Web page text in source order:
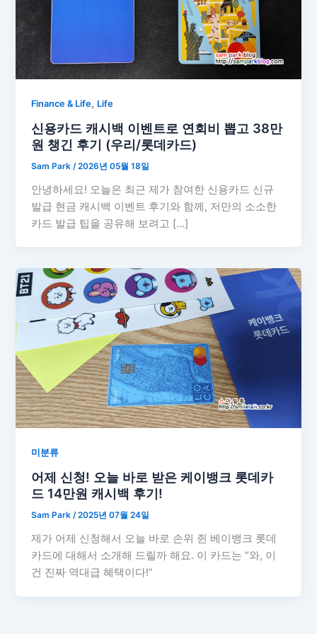
Finance & Life, Life
신용카드 캐시백 이벤트로 연회비 뽑고 38만
원 챙긴 후기 (우리/롯데카드)
Sam Park /2026년 05월 18일
안녕하세요! 오늘은 최근 제가 참여한 신용카드 신규
발급 현금 캐시백 이벤트 후기와 함께, 저만의 소소한
카드 발급 팁을 공유해 보려고 […]
미분류
어제 신청! 오늘 바로 받은 케이뱅크 롯데카
드 14만원 캐시백 후기!
Sam Park/2025년 07월 24일
제가 어제 신청해서 오늘 바로 손위 쥔 베이뱅크 롯데
카드에 대해서 소개해 드릴까 해요. 이 카드는 “와, 이
건 진짜 역대급 혜택이다!”